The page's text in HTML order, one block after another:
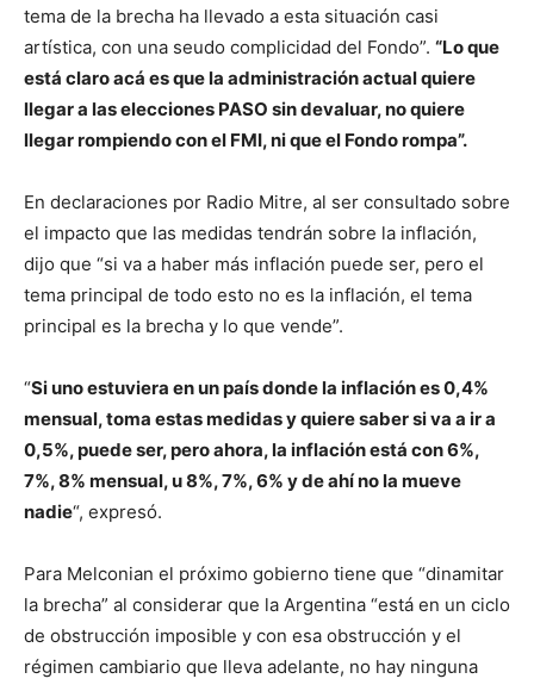
tema de la brecha ha llevado a esta situación casi
artística, con una seudo complicidad del Fondo”. “Lo que
está claro acá es que la administración actual quiere
llegar a las elecciones PASO sin devaluar, no quiere
llegar rompiendo con el FMI, ni que el Fondo rompa”.
En declaraciones por Radio Mitre, al ser consultado sobre
el impacto que las medidas tendrán sobre la inflación,
dijo que “si va a haber más inflación puede ser, pero el
tema principal de todo esto no es la inflación, el tema
principal es la brecha y lo que vende”.
“Si uno estuviera en un país donde la inflación es 0,4%
mensual, toma estas medidas y quiere saber si va a ir a
0,5%, puede ser, pero ahora, la inflación está con 6%,
7%, 8% mensual, u 8%, 7%, 6% y de ahí no la mueve
nadie“, expresó.
Para Melconian el próximo gobierno tiene que “dinamitar
la brecha” al considerar que la Argentina “está en un ciclo
de obstrucción imposible y con esa obstrucción y el
régimen cambiario que lleva adelante, no hay ninguna